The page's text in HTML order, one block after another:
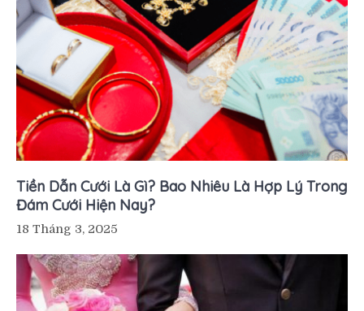
Tiền Dẫn Cưới Là Gì? Bao Nhiêu Là Hợp Lý Trong
Đám Cưới Hiện Nay?
18 Tháng 3, 2025